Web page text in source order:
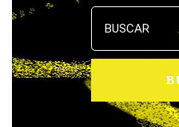
Buscar: